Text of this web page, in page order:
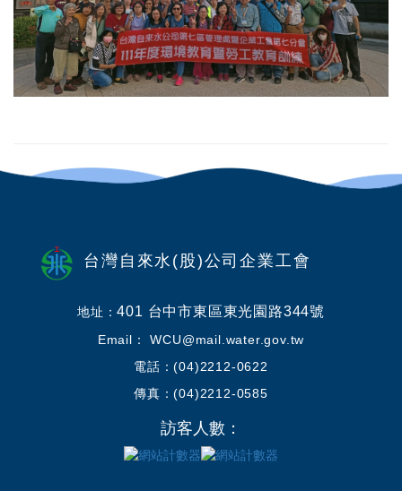
台灣自來水(股)公司企業工會
地址：401 台中市東區東光園路344號
Email： WCU@mail.water.gov.tw
電話：(04)2212-0622
傳真：(04)2212-0585
訪客人數：